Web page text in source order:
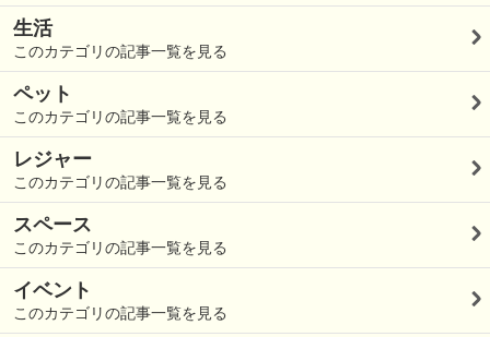
生活
このカテゴリの記事一覧を見る
ペット
このカテゴリの記事一覧を見る
レジャー
このカテゴリの記事一覧を見る
スペース
このカテゴリの記事一覧を見る
イベント
このカテゴリの記事一覧を見る